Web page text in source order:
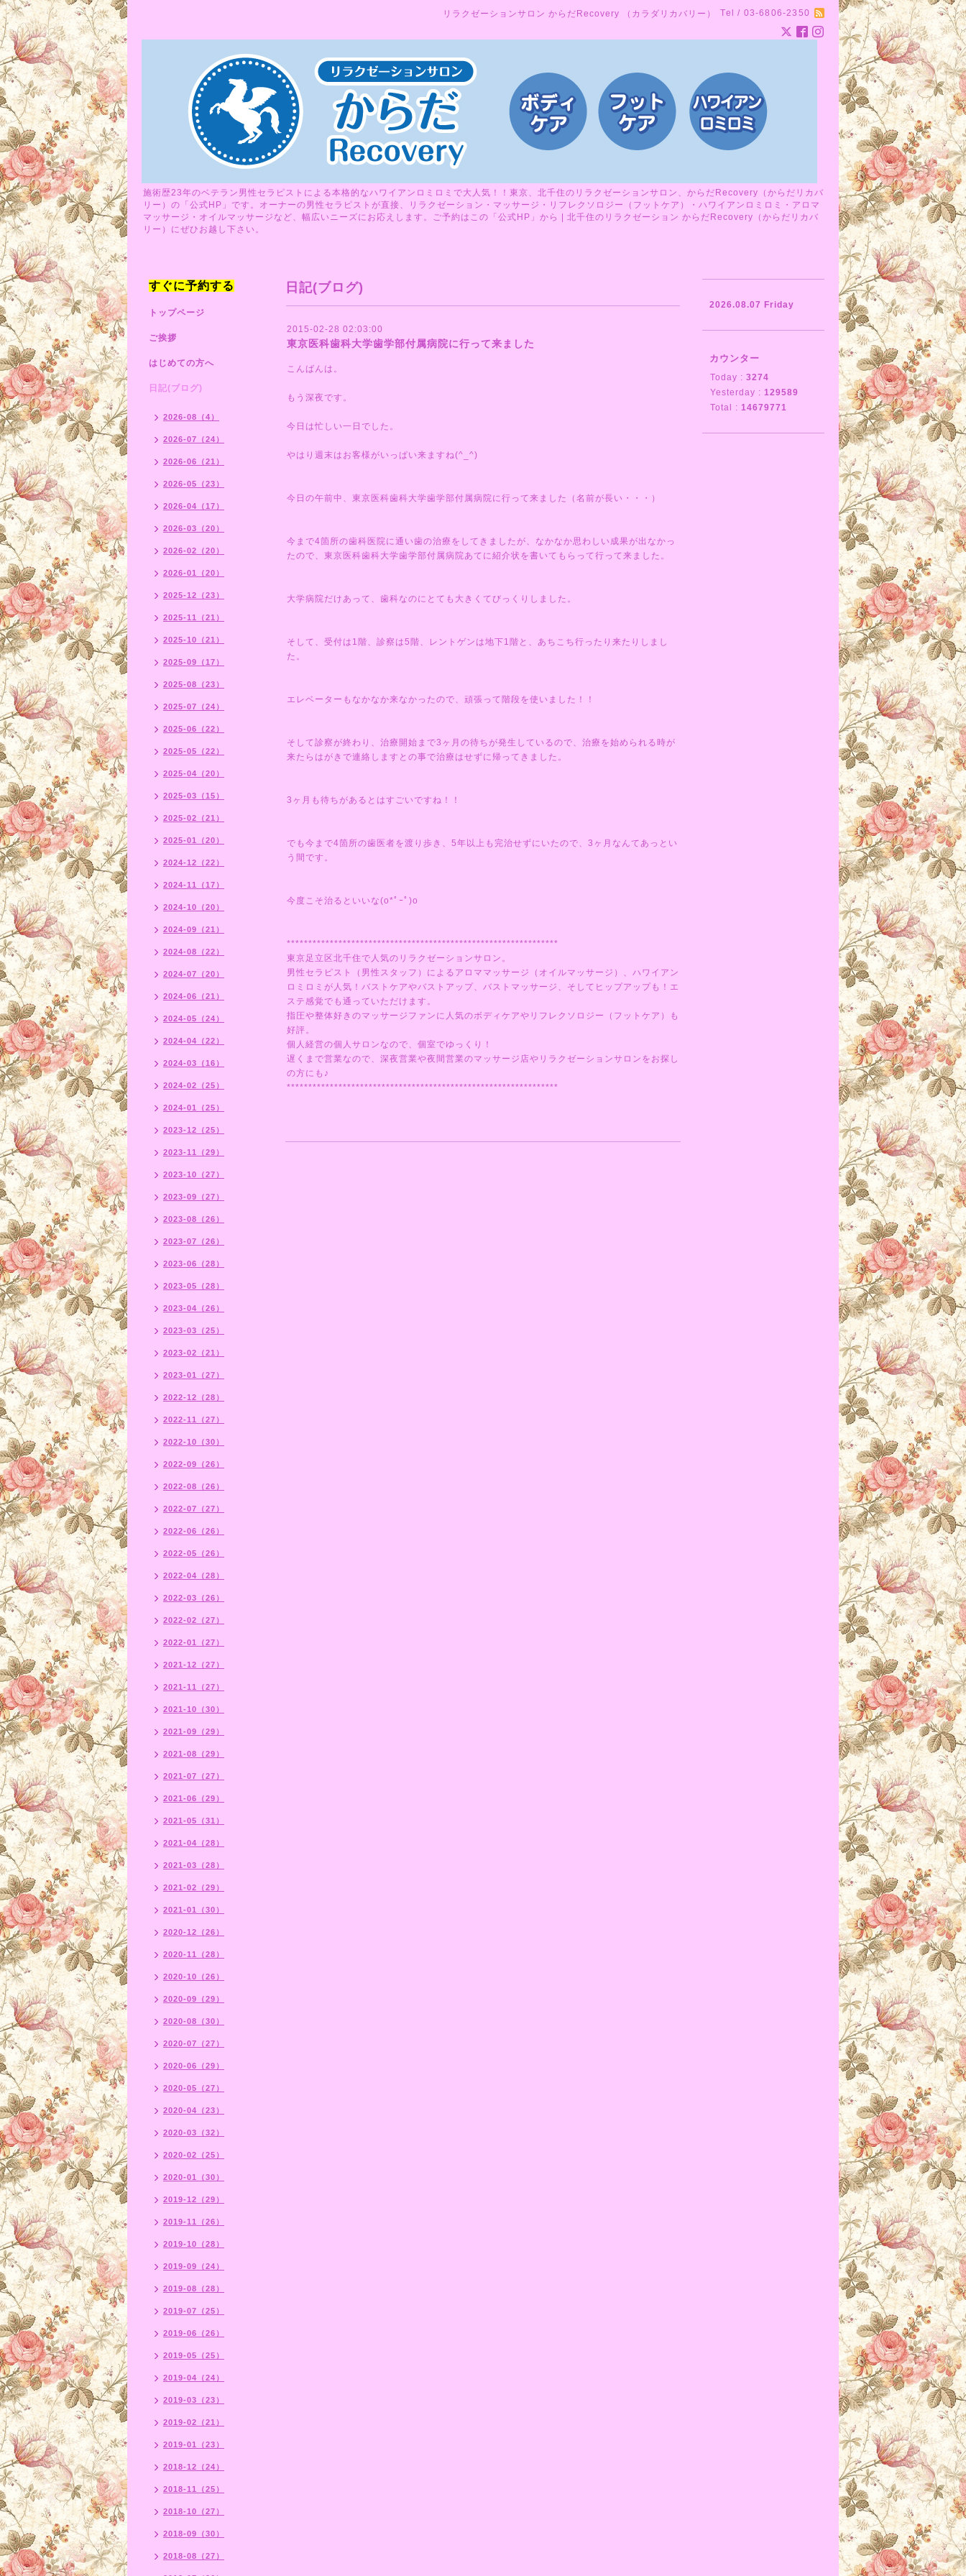
リラクゼーションサロン からだRecovery （カラダリカバリー） Tel / 03-6806-2350
施術歴23年のベテラン男性セラピストによる本格的なハワイアンロミロミで大人気！！東京、北千住のリラクゼーションサロン、からだRecovery（からだリカバ
リー）の「公式HP」です。オーナーの男性セラピストが直接、リラクゼーション・マッサージ・リフレクソロジー（フットケア）・ハワイアンロミロミ・アロマ
マッサージ・オイルマッサージなど、幅広いニーズにお応えします。ご予約はこの「公式HP」から | 北千住のリラクゼーション からだRecovery（からだリカバ
リー）にぜひお越し下さい。
日記(ブログ)
2015-02-28 02:03:00
東京医科歯科大学歯学部付属病院に行って来ました
こんばんは。
もう深夜です。
今日は忙しい一日でした。
やはり週末はお客様がいっぱい来ますね(^_^)
今日の午前中、東京医科歯科大学歯学部付属病院に行って来ました（名前が長い・・・）
今まで4箇所の歯科医院に通い歯の治療をしてきましたが、なかなか思わしい成果が出なかっ
たので、東京医科歯科大学歯学部付属病院あてに紹介状を書いてもらって行って来ました。
大学病院だけあって、歯科なのにとても大きくてびっくりしました。
そして、受付は1階、診察は5階、レントゲンは地下1階と、あちこち行ったり来たりしまし
た。
エレベーターもなかなか来なかったので、頑張って階段を使いました！！
そして診察が終わり、治療開始まで3ヶ月の待ちが発生しているので、治療を始められる時が
来たらはがきで連絡しますとの事で治療はせずに帰ってきました。
3ヶ月も待ちがあるとはすごいですね！！
でも今まで4箇所の歯医者を渡り歩き、5年以上も完治せずにいたので、3ヶ月なんてあっとい
う間です。
今度こそ治るといいな(o*ﾟｰﾟ)o
***************************************************************
東京足立区北千住で人気のリラクゼーションサロン。
男性セラピスト（男性スタッフ）によるアロママッサージ（オイルマッサージ）、ハワイアン
ロミロミが人気！バストケアやバストアップ、バストマッサージ、そしてヒップアップも！エ
ステ感覚でも通っていただけます。
指圧や整体好きのマッサージファンに人気のボディケアやリフレクソロジー（フットケア）も
好評。
個人経営の個人サロンなので、個室でゆっくり！
遅くまで営業なので、深夜営業や夜間営業のマッサージ店やリラクゼーションサロンをお探し
の方にも♪
***************************************************************
すぐに予約する
トップページ
ご挨拶
はじめての方へ
日記(ブログ)
2026-08（4）
2026-07（24）
2026-06（21）
2026-05（23）
2026-04（17）
2026-03（20）
2026-02（20）
2026-01（20）
2025-12（23）
2025-11（21）
2025-10（21）
2025-09（17）
2025-08（23）
2025-07（24）
2025-06（22）
2025-05（22）
2025-04（20）
2025-03（15）
2025-02（21）
2025-01（20）
2024-12（22）
2024-11（17）
2024-10（20）
2024-09（21）
2024-08（22）
2024-07（20）
2024-06（21）
2024-05（24）
2024-04（22）
2024-03（16）
2024-02（25）
2024-01（25）
2023-12（25）
2023-11（29）
2023-10（27）
2023-09（27）
2023-08（26）
2023-07（26）
2023-06（28）
2023-05（28）
2023-04（26）
2023-03（25）
2023-02（21）
2023-01（27）
2022-12（28）
2022-11（27）
2022-10（30）
2022-09（26）
2022-08（26）
2022-07（27）
2022-06（26）
2022-05（26）
2022-04（28）
2022-03（26）
2022-02（27）
2022-01（27）
2021-12（27）
2021-11（27）
2021-10（30）
2021-09（29）
2021-08（29）
2021-07（27）
2021-06（29）
2021-05（31）
2021-04（28）
2021-03（28）
2021-02（29）
2021-01（30）
2020-12（26）
2020-11（28）
2020-10（26）
2020-09（29）
2020-08（30）
2020-07（27）
2020-06（29）
2020-05（27）
2020-04（23）
2020-03（32）
2020-02（25）
2020-01（30）
2019-12（29）
2019-11（26）
2019-10（28）
2019-09（24）
2019-08（28）
2019-07（25）
2019-06（26）
2019-05（25）
2019-04（24）
2019-03（23）
2019-02（21）
2019-01（23）
2018-12（24）
2018-11（25）
2018-10（27）
2018-09（30）
2018-08（27）
2026.08.07 Friday
カウンター
Today : 3274
Yesterday : 129589
Total : 14679771